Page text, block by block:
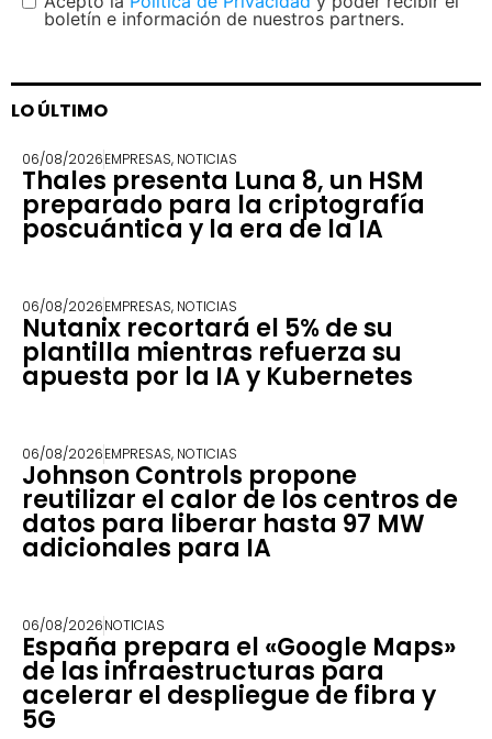
boletín e información de nuestros partners.
LO ÚLTIMO
06/08/2026EMPRESAS, NOTICIAS
Thales presenta Luna 8, un HSM
preparado para la criptografía
poscuántica y la era de la IA
06/08/2026EMPRESAS, NOTICIAS
Nutanix recortará el 5% de su
plantilla mientras refuerza su
apuesta por la IA y Kubernetes
06/08/2026EMPRESAS, NOTICIAS
Johnson Controls propone
reutilizar el calor de los centros de
datos para liberar hasta 97 MW
adicionales para IA
06/08/2026NOTICIAS
España prepara el «Google Maps»
de las infraestructuras para
acelerar el despliegue de fibra y
5G